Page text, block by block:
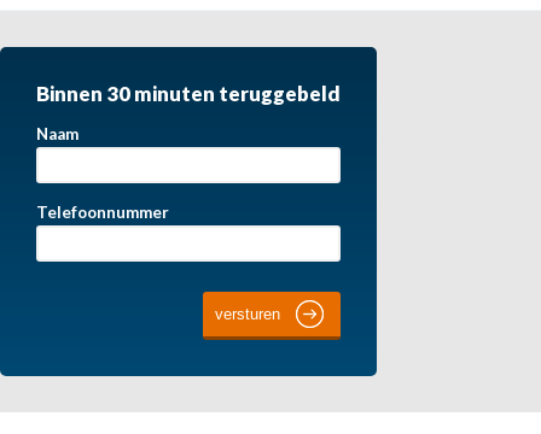
Binnen 30 minuten teruggebeld
Naam
Telefoonnummer